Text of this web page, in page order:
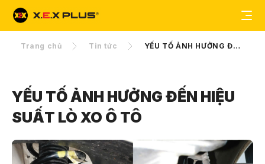
Trang chủ Tin tức YẾU TỐ ẢNH HƯỞNG ĐẾN HIỆU SUẤT LÒ XO Ô TÔ
YẾU TỐ ẢNH HƯỞNG ĐẾN HIỆU
SUẤT LÒ XO Ô TÔ